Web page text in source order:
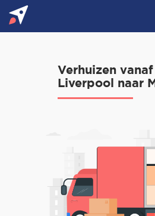
Verhuizen vanaf
Liverpool naar